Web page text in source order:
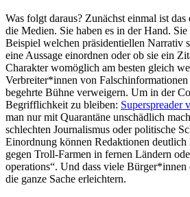
Was folgt daraus? Zunächst einmal ist
die Medien. Sie haben es in der Hand.
Beispiel welchen präsidentiellen Narrativ
eine Aussage einordnen oder ob sie ein
Charakter womöglich am besten gleich
Verbreiter*innen von
begehrte Bühne verweigern. Um in der
Begrifflichkeit zu bleiben: Superspreader
man nur mit Quarantäne unschädlich
schlechten Journalismus oder politische
Einordnung können Redaktionen deutlich
gegen Troll-Farmen in fernen Ländern
operations“. Und dass viele Bürger*innen
die ganze Sache erleichtern.